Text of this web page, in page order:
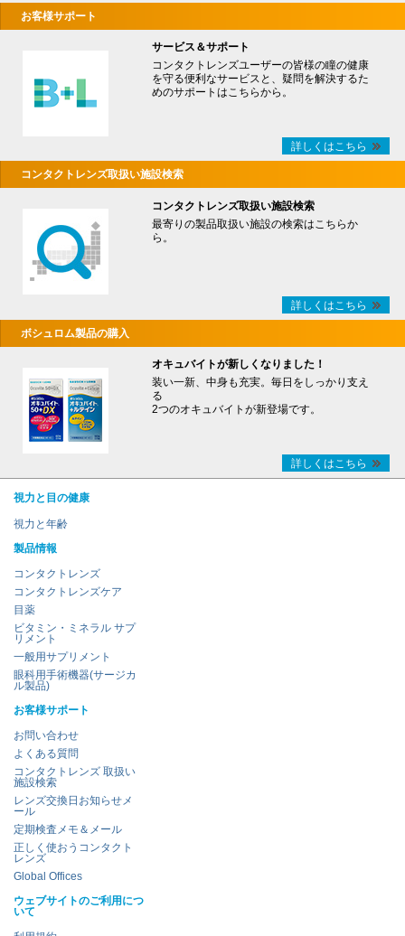
お客様サポート
サービス＆サポート
コンタクトレンズユーザーの皆様の瞳の健康
を守る便利なサービスと、疑問を解決するた
めのサポートはこちらから。
詳しくはこちら
コンタクトレンズ取扱い施設検索
コンタクトレンズ取扱い施設検索
最寄りの製品取扱い施設の検索はこちらか
ら。
詳しくはこちら
ボシュロム製品の購入
オキュバイトが新しくなりました！
装い一新、中身も充実。毎日をしっかり支え
る
2つのオキュバイトが新登場です。
詳しくはこちら
視力と目の健康
視力と年齢
製品情報
コンタクトレンズ
コンタクトレンズケア
目薬
ビタミン・ミネラル サプ
リメント
一般用サプリメント
眼科用手術機器(サージカ
ル製品)
お客様サポート
お問い合わせ
よくある質問
コンタクトレンズ 取扱い
施設検索
レンズ交換日お知らせメ
ール
定期検査メモ＆メール
正しく使おうコンタクト
レンズ
Global Offices
ウェブサイトのご利用につ
いて